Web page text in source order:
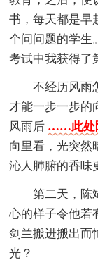
书，每天都是早
个问问题的学生
考试中我获得了
不经历风雨
才能一步一步的
风雨后 ……此处
向里看，光突然
沁人肺腑的香味
第二天，陈
心的样子令他若
剑兰搬进搬出
光？